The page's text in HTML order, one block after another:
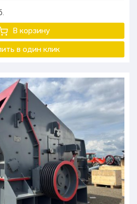
В корзину
в один клик